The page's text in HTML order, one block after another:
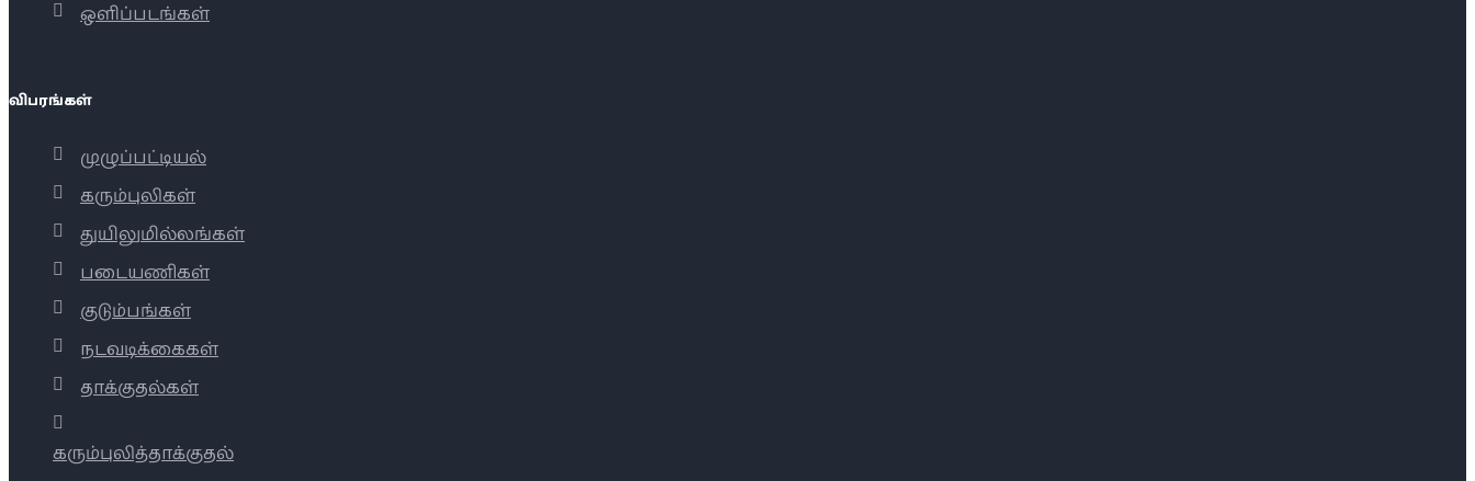
ஒளிப்படங்கள்
விபரங்கள்
முழுப்பட்டியல்
கரும்புலிகள்
துயிலுமில்லங்கள்
படையணிகள்
குடும்பங்கள்
நடவடிக்கைகள்
தாக்குதல்கள்
கரும்புலித்தாக்குதல்